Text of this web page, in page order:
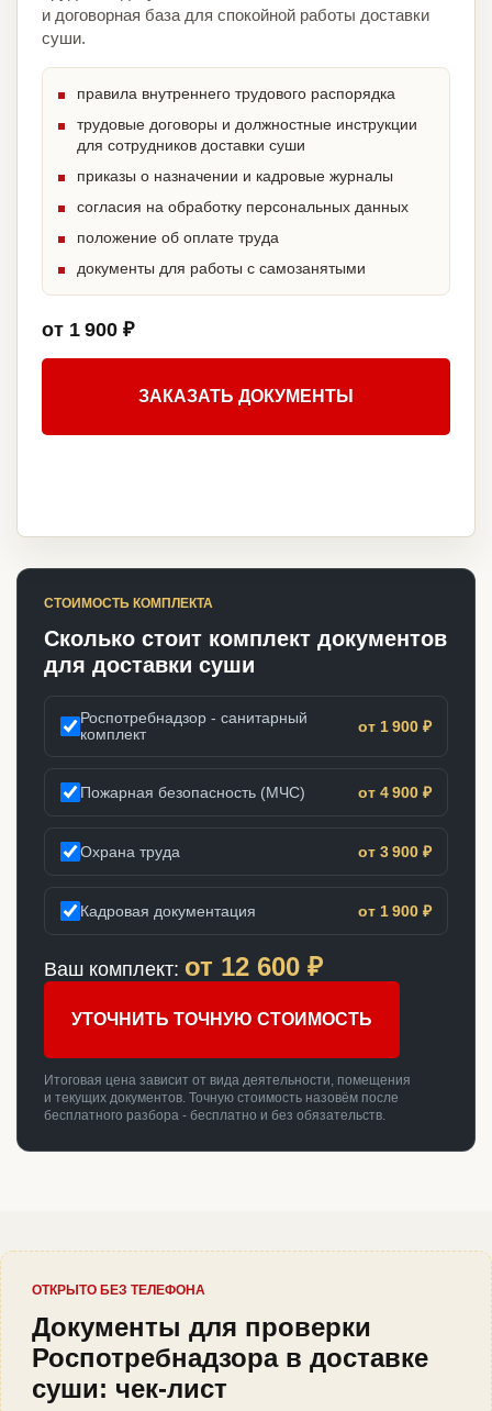
и договорная база для спокойной работы доставки
суши.
правила внутреннего трудового распорядка
трудовые договоры и должностные инструкции
для сотрудников доставки суши
приказы о назначении и кадровые журналы
согласия на обработку персональных данных
положение об оплате труда
документы для работы с самозанятыми
от 1 900 ₽
ЗАКАЗАТЬ ДОКУМЕНТЫ
СТОИМОСТЬ КОМПЛЕКТА
Сколько стоит комплект документов
для доставки суши
Роспотребнадзор - санитарный
комплект
от 1 900 ₽
Пожарная безопасность (МЧС) от 4 900 ₽
Охрана труда от 3 900 ₽
Кадровая документация от 1 900 ₽
Ваш комплект: от 12 600 ₽
УТОЧНИТЬ ТОЧНУЮ СТОИМОСТЬ
Итоговая цена зависит от вида деятельности, помещения
и текущих документов. Точную стоимость назовём после
бесплатного разбора - бесплатно и без обязательств.
ОТКРЫТО БЕЗ ТЕЛЕФОНА
Документы для проверки
Роспотребнадзора в доставке
суши: чек-лист